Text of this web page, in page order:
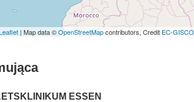
| Map data ©OpenStreetMapcontributors, Credit EC-GISCO
ESSEN